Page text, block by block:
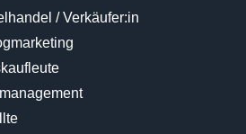
/ Verkäufer:in